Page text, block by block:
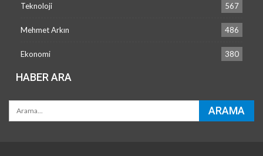
Teknoloji 567
Mehmet Arkın 486
Ekonomi 380
HABER ARA